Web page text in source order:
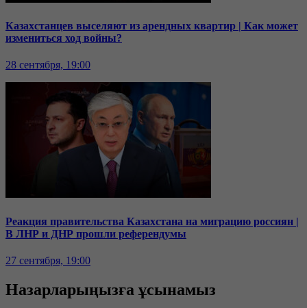
Казахстанцев выселяют из арендных квартир | Как может
измениться ход войны?
28 сентября, 19:00
Реакция правительства Казахстана на миграцию россиян |
В ЛНР и ДНР прошли референдумы
27 сентября, 19:00
Назарларыңызға ұсынамыз